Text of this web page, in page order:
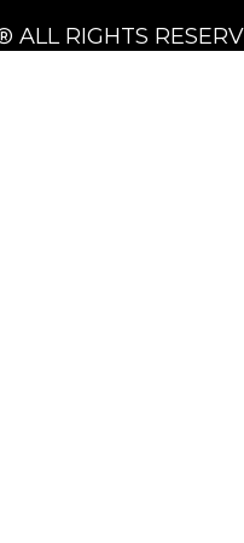
ALL RIGHTS